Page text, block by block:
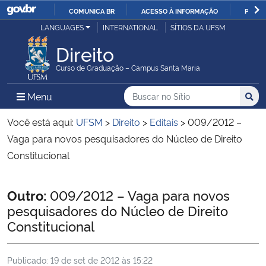
IR
COMUNICA BR ACESSO À INFORMAÇÃO
Ministério da Justiça e Segurança Pública
Ministério da Defesa
Ministério das Relações Exteriores
Ministério da Economia
Ministério da Agricultura, Pecuária e Abastecimento
Ministério da Educação
LANGUAGES INTERNATIONAL SÍTIOS DA UFSM
Direito
Curso de Graduação – Campus Santa Maria
Menu Menu Principal do Sítio
Busca
Buscar no no Sítio
Busca:
Você está aqui: UFSM > Direito > Editais >009/2012 –
Vaga para novos pesquisadores do Núcleo de Direito
Constitucional
Início do conteúdo
Outro: 009/2012 – Vaga para novos
pesquisadores do Núcleo de Direito
Constitucional
Publicado: 19 de set de 2012 às 15:22